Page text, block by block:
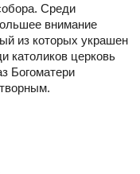
Среди
внимание
из которых украшен
католиков церковь
Богоматери